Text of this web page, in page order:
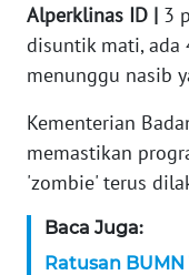
Alperklinas ID | 3
disuntik mati, ada
menunggu nasib
Kementerian
memastikan
'zombie' terus
Baca Juga:
Ratusan
PEDOMAN
MEDIA
SIBER
REDAKSI
KARIR
DISCLAIMER